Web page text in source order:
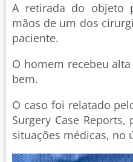
A retirada do objeto
mãos de um dos
paciente.
O homem recebeu
bem.
O caso foi relatado
Surgery Case
situações médicas, no